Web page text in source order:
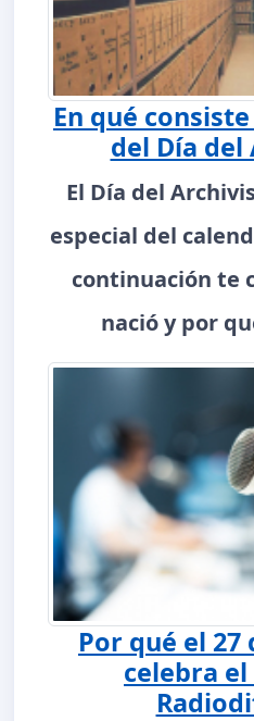
En qué
del Día
El Día del
especial del
continuación te
nació y por
Por qué el 27
celebra el